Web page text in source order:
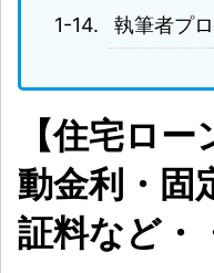
執筆者プ
【住宅ロ
動金利・固
証料など・